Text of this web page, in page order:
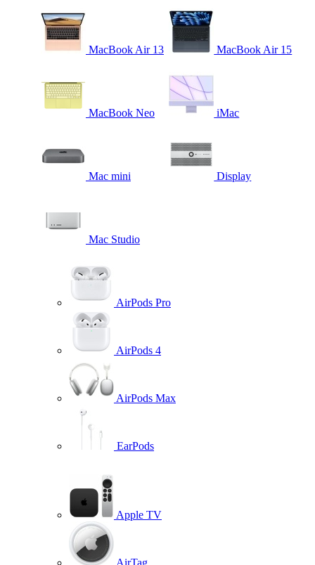
MacBook Air 13 MacBook Air 15
MacBook Neo iMac
Mac mini Display
Mac Studio
AirPods Pro
AirPods 4
AirPods Max
EarPods
Apple TV